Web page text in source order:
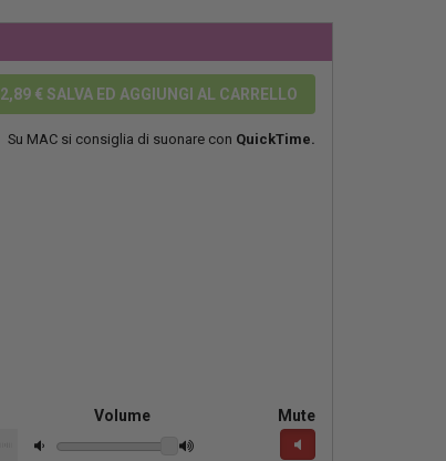
2,89 €SALVA ED AGGIUNGI AL CARRELLO
Su MAC si consiglia di suonare con QuickTime.
Volume
Mute